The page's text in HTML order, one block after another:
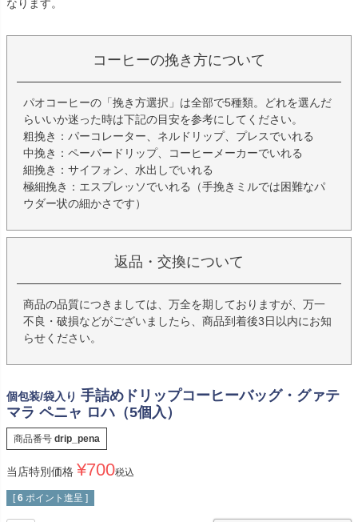
なります。
コーヒーの挽き方について
パオコーヒーの「挽き方選択」は全部で5種類。どれを選んだ
らいいか迷った時は下記の目安を参考にしてください。
粗挽き：パーコレーター、ネルドリップ、プレスでいれる
中挽き：ペーパードリップ、コーヒーメーカーでいれる
細挽き：サイフォン、水出しでいれる
極細挽き：エスプレッソでいれる（手挽きミルでは困難なパ
ウダー状の細かさです）
返品・交換について
商品の品質につきましては、万全を期しておりますが、万一
不良・破損などがございましたら、商品到着後3日以内にお知
らせください。
個包装/袋入り 手詰めドリップコーヒーバッグ・グァテ
マラ ペニャ ロハ（5個入）
商品番号 drip_pena
当店特別価格 ¥700税込
[ 6 ポイント進呈 ]